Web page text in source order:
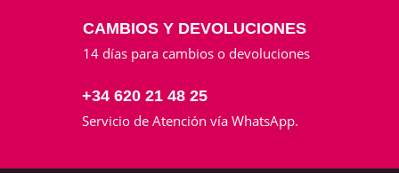
CAMBIOS Y DEVOLUCIONES
14 días para cambios o devoluciones
+34 620 21 48 25
Servicio de Atención vía WhatsApp.